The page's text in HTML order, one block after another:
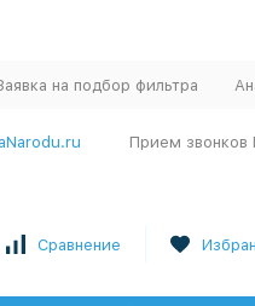
на подбор фильтра
Прием звонков
Сравнение